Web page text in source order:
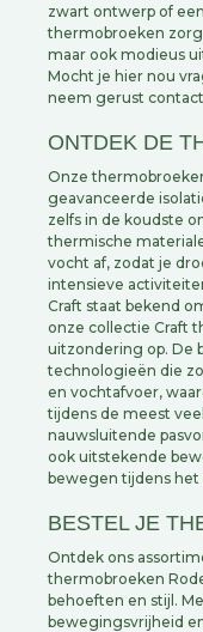
zwart ontwerp of
thermobroeken
maar ook modieus
Mocht je hier nou
neem gerust
ONTDEK DE
Onze
geavanceerde
zelfs in de koudste
thermische
vocht af, zodat je
intensieve
Craft staat bekend
onze collectie Craft
uitzondering op. De
technologieën die
en vochtafvoer,
tijdens de meest
nauwsluitende
ook uitstekende
bewegen tijdens het
BESTEL JE
Ontdek ons
thermobroeken
behoeften en stijl.
bewegingsvrijheid